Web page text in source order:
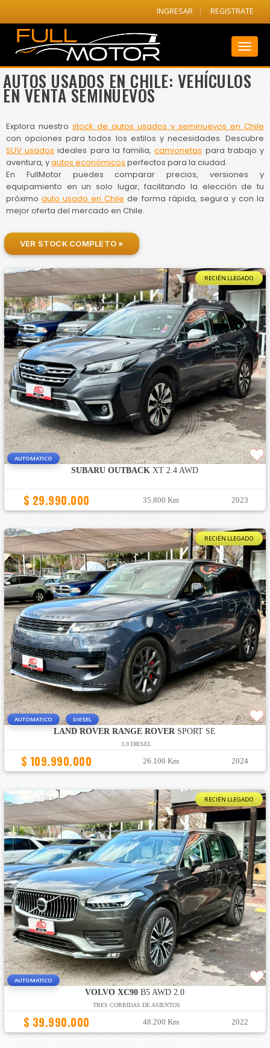
INGRESAR REGISTRATE
AUTOS USADOS EN CHILE: VEHÍCULOS
EN VENTA SEMINUEVOS
Explora nuestro stock de autos usados y seminuevos en Chile
con opciones para todos los estilos y necesidades. Descubre
SUV usados ideales para la familia,camionetas para trabajo y
aventura, yautos económicos perfectos para la ciudad.
En FullMotor puedes comparar precios, versiones y
equipamiento en un solo lugar, facilitando la elección de tu
próximoauto usado en Chile de forma rápida, segura y con la
mejor oferta del mercado en Chile.
VER STOCK COMPLETO »
RECIÉN LLEGADO
AUTOMATICO
SUBARU OUTBACK XT 2.4 AWD
$ 29.990.000 35.800 Km 2023
RECIÉN LLEGADO
AUTOMATICO DIESEL
LAND ROVER RANGE ROVERSPORT SE
3.0 DIESEL
$ 109.990.000 26.100 Km 2024
RECIÉN LLEGADO
AUTOMATICO
VOLVO XC90 B5 AWD 2.0
TRES CORRIDAS DE ASIENTOS
$ 39.990.000 48.200 Km 2022